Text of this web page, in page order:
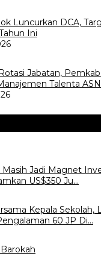
Luncurkan DCA,
Ini
Jabatan,
Talenta ASN
Masih Jadi Magnet
US$350 Ju…
Kepala Sekolah,
60 JP Di…